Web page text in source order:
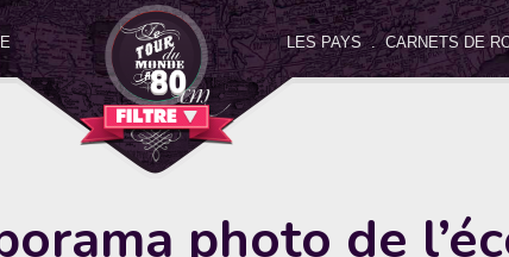
LES PAYS. CARNETS DE
catégorieci-dessous pour filtrer nos articles
FILTRE
photo de